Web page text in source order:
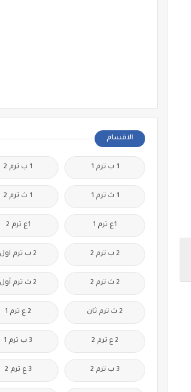
الاقسام
1 ب ترم 1 1 ب ترم 2
1 ث ترم 1 1 ث ترم 2
1ع ترم 1 1ع ترم 2
2 ب ترم 2 2 ب ترم اول
2 ث ترم 2 2 ث ترم أول
2 ث ترم ثان 2 ع ترم 1
2 ع ترم 2 3 ب ترم 1
3 ب ترم 2 3 ع ترم 2